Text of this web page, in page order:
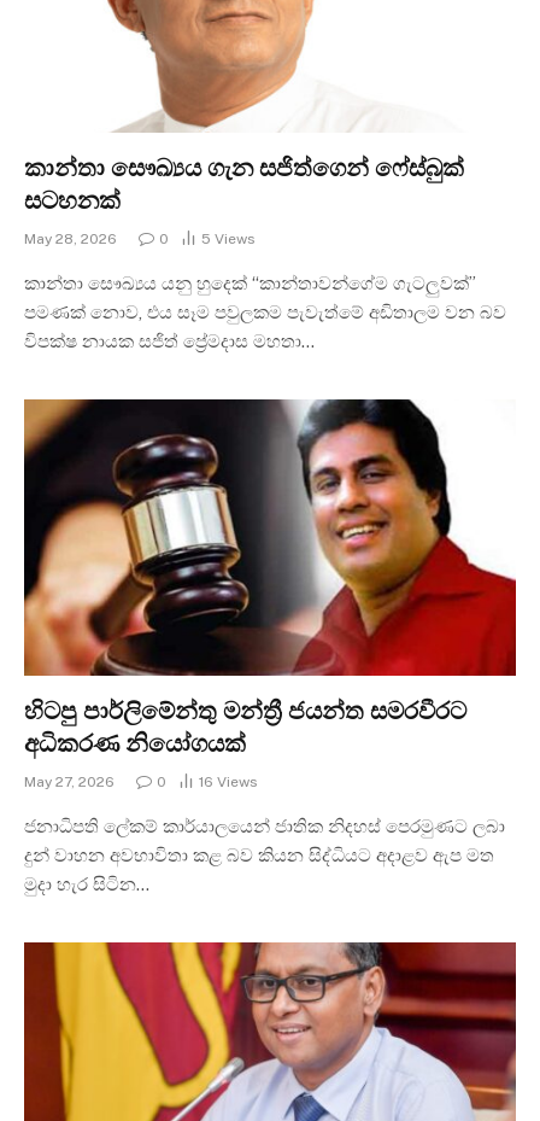
කාන්තා සෞඛ්‍යය ගැන සජිත්ගෙන් ෆේස්බුක්
සටහනක්
May 28, 2026 0 5 Views
කාන්තා සෞඛ්‍යය යනු හුදෙක් “කාන්තාවන්ගේම ගැටලුවක්”
පමණක් නොව, එය සෑම පවුලකම පැවැත්මේ අඩිතාලම වන බව
විපක්ෂ නායක සජිත් ප්‍රේමදාස මහතා…
හිටපු පාර්ලිමේන්තු මන්ත්‍රී ජයන්ත සමරවීරට
අධිකරණ නියෝගයක්
May 27, 2026 0 16 Views
ජනාධිපති ලේකම් කාර්යාලයෙන් ජාතික නිදහස් පෙරමුණට ලබා
දුන් වාහන අවභාවිතා කළ බව කියන සිද්ධියට අදාළව ඇප මත
මුදා හැර සිටින…